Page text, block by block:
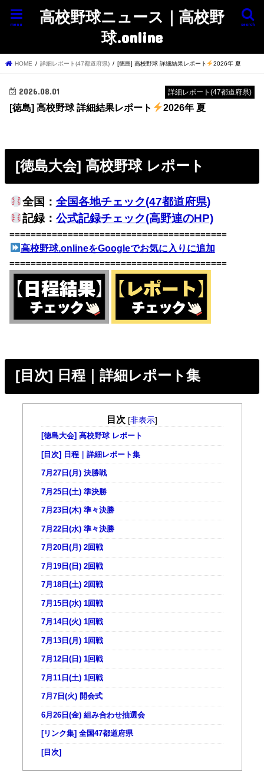
高校野球ニュース｜高校野
球.online
search
menu
HOME 詳細レポート(47都道府県) [徳島] 高校野球 詳細結果レポート 2026年 夏
詳細レポート(47都道府県)
2026.08.01
[徳島] 高校野球 詳細結果レポート 2026年 夏
[徳島大会] 高校野球 レポート
全国： 全国各地チェック(47都道府県)
記録： 公式記録チェック(高野連のHP)
=========================================
高校野球.onlineをGoogleでお気に入りに追加
=========================================
[目次] 日程｜詳細レポート集
目次 [非表示]
[徳島大会] 高校野球 レポート
[目次] 日程｜詳細レポート集
7月27日(月) 決勝戦
7月25日(土) 準決勝
7月23日(木) 準々決勝
7月22日(水) 準々決勝
7月20日(月) 2回戦
7月19日(日) 2回戦
7月18日(土) 2回戦
7月15日(水) 1回戦
7月14日(火) 1回戦
7月13日(月) 1回戦
7月12日(日) 1回戦
7月11日(土) 1回戦
7月7日(火) 開会式
6月26日(金) 組み合わせ抽選会
[リンク集] 全国47都道府県
[目次]